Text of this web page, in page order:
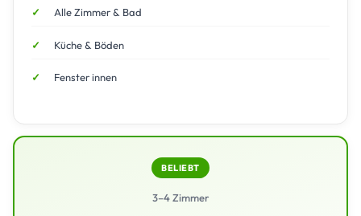
Alle Zimmer & Bad
Küche & Böden
Fenster innen
BELIEBT
3–4 Zimmer